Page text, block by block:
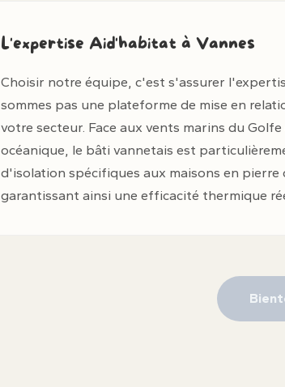
L'expertise Aid'habitat à Vannes
Choisir notre équipe, c'est s'assurer
sommes pas une plateforme de mise en
votre secteur. Face aux vents marins du
océanique, le bâti vannetais est
d'isolation spécifiques aux maisons en
garantissant ainsi une efficacité thermique